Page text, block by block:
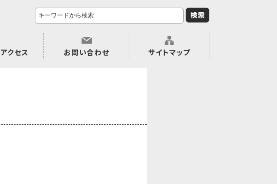
アクセス お問い合わせ サイトマップ